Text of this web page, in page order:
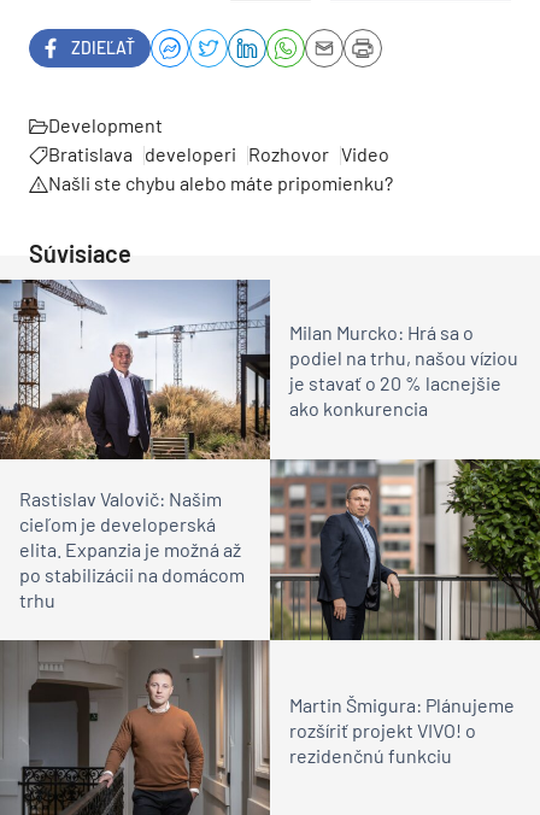
ZDIEĽAŤ
Development
Bratislava
developeri Rozhovor Video
Našli ste chybu alebo máte pripomienku?
Súvisiace
Milan Murcko: Hrá sa o
podiel na trhu, našou víziou
je stavať o 20 % lacnejšie
ako konkurencia
Rastislav Valovič: Našim
cieľom je developerská
elita. Expanzia je možná až
po stabilizácii na domácom
trhu
Martin Šmigura: Plánujeme
rozšíriť projekt VIVO! o
rezidenčnú funkciu